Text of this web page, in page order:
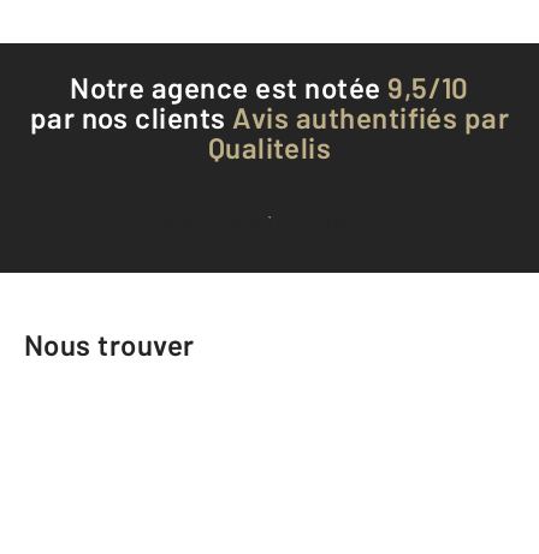
Notre agence est notée 9,5/10
par nos clients Avis authentifiés par
Qualitelis
Voir tous les avis clients
Nous trouver